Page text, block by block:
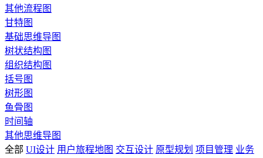
其他流程图
甘特图
基础思维导图
树状结构图
组织结构图
括号图
树形图
鱼骨图
时间轴
其他思维导图
全部 UI设计 用户旅程地图 交互设计 原型规划 项目管理 业务